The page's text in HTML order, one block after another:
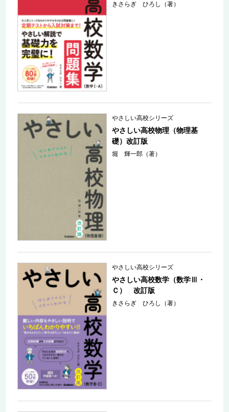
きさらぎ ひろし（著）
やさしい高校シリーズ
やさしい高校物理（物理基
礎）改訂版
堀 輝一郎（著）
やさしい高校シリーズ
やさしい高校数学（数学Ⅲ・
Ｃ） 改訂版
きさらぎ ひろし（著）